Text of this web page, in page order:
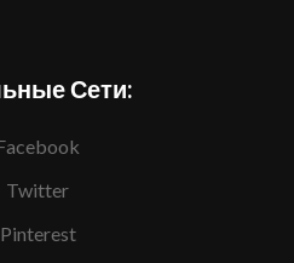
Сети:
Twitter
Pinterest